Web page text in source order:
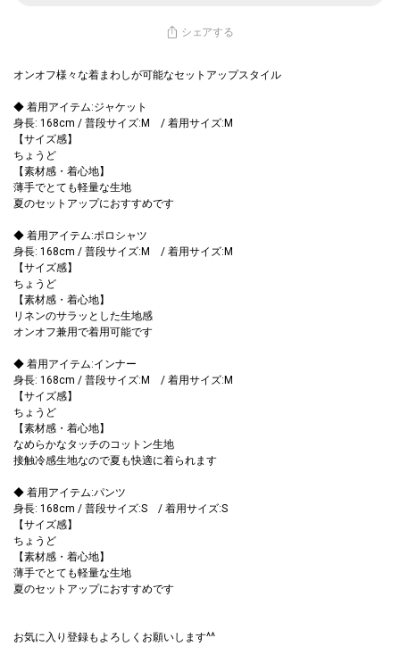
シェアする
オンオフ様々な着まわしが可能なセットアップスタイル
◆ 着用アイテム:ジャケット
身長: 168cm / 普段サイズ:M / 着用サイズ:M
【サイズ感】
ちょうど
【素材感・着心地】
薄手でとても軽量な生地
夏のセットアップにおすすめです
◆ 着用アイテム:ポロシャツ
身長: 168cm / 普段サイズ:M / 着用サイズ:M
【サイズ感】
ちょうど
【素材感・着心地】
リネンのサラッとした生地感
オンオフ兼用で着用可能です
◆ 着用アイテム:インナー
身長: 168cm / 普段サイズ:M / 着用サイズ:M
【サイズ感】
ちょうど
【素材感・着心地】
なめらかなタッチのコットン生地
接触冷感生地なので夏も快適に着られます
◆ 着用アイテム:パンツ
身長: 168cm / 普段サイズ:S / 着用サイズ:S
【サイズ感】
ちょうど
【素材感・着心地】
薄手でとても軽量な生地
夏のセットアップにおすすめです
お気に入り登録もよろしくお願いします^^